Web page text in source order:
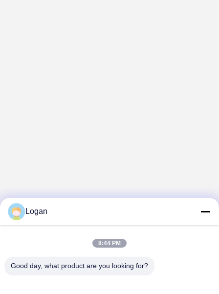
Logan
8:44 PM
Good day, what product are you looking for?